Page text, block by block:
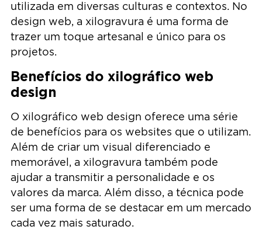
utilizada em diversas culturas e contextos. No
design web, a xilogravura é uma forma de
trazer um toque artesanal e único para os
projetos.
Benefícios do xilográfico web
design
O xilográfico web design oferece uma série
de benefícios para os websites que o utilizam.
Além de criar um visual diferenciado e
memorável, a xilogravura também pode
ajudar a transmitir a personalidade e os
valores da marca. Além disso, a técnica pode
ser uma forma de se destacar em um mercado
cada vez mais saturado.